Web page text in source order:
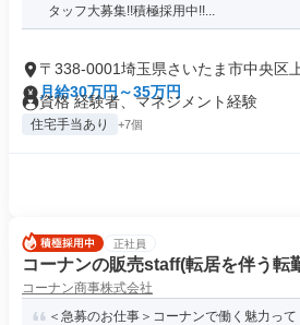
タッフ大募集!!積極採用中!!...
〒338-0001埼玉県さいたま市中央区
月給30万円～35万円
資格 経験者、マネジメント経験
住宅手当あり +7個
正社員
コーナンの販売staff(転居を伴う転
コーナン商事株式会社
＜急募のお仕事＞コーナンで働く魅力っ